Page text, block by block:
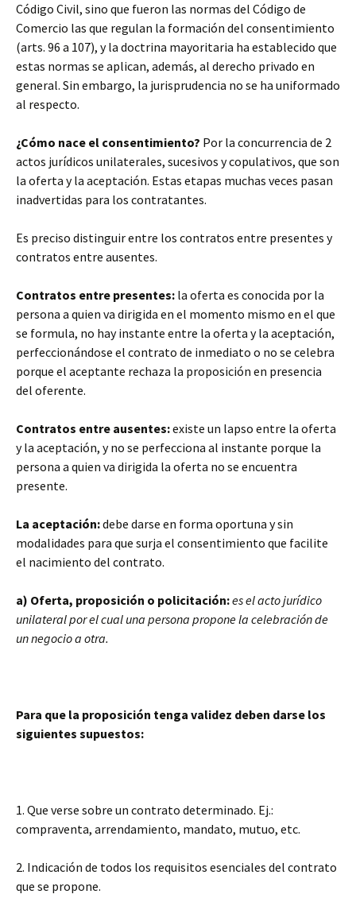
Código Civil, sino que fueron las normas del Código de
Comercio las que regulan la formación del consentimiento
(arts. 96 a 107), y la doctrina mayoritaria ha establecido que
estas normas se aplican, además, al derecho privado en
general. Sin embargo, la jurisprudencia no se ha uniformado
al respecto.
¿Cómo nace el consentimiento? Por la concurrencia de 2
actos jurídicos unilaterales, sucesivos y copulativos, que son
la oferta y la aceptación. Estas etapas muchas veces pasan
inadvertidas para los contratantes.
Es preciso distinguir entre los contratos entre presentes y
contratos entre ausentes.
Contratos entre presentes: la oferta es conocida por la
persona a quien va dirigida en el momento mismo en el que
se formula, no hay instante entre la oferta y la aceptación,
perfeccionándose el contrato de inmediato o no se celebra
porque el aceptante rechaza la proposición en presencia
del oferente.
Contratos entre ausentes:existe un lapso entre la oferta
y la aceptación, y no se perfecciona al instante porque la
persona a quien va dirigida la oferta no se encuentra
presente.
La aceptación:debe darse en forma oportuna y sin
modalidades para que surja el consentimiento que facilite
el nacimiento del contrato.
a) Oferta, proposición o policitación:es el acto jurídico
unilateral por el cual una persona propone la celebración de
un negocio a otra.
Para que la proposición tenga validez deben darse los
siguientes supuestos:
1. Que verse sobre un contrato determinado. Ej.:
compraventa, arrendamiento, mandato, mutuo, etc.
2. Indicación de todos los requisitos esenciales del contrato
que se propone.